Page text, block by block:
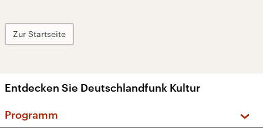
Zur Startseite
Entdecken Sie Deutschlandfunk Kultur
Programm